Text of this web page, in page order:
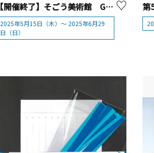
【開催終了】そごう美術館 GLAM―黒柳徹子、時代を超えるスタイル―
2025年5月15日（木）～ 2025年6月29
日（日）